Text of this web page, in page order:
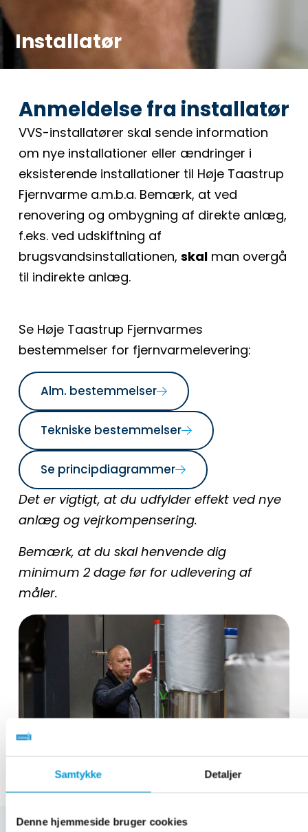
Samtykke Detaljer
Denne hjemmeside bruger cookies
Installatør
Anmeldelse fra installatør
VVS-installatører skal sende information
om nye installationer eller ændringer i
eksisterende installationer til Høje Taastrup
Fjernvarme a.m.b.a. Bemærk, at ved
renovering og ombygning af direkte anlæg,
f.eks. ved udskiftning af
brugsvandsinstallationen, skalman overgå
til indirekte anlæg.
Se Høje Taastrup Fjernvarmes
bestemmelser for fjernvarmelevering:
Alm. bestemmelser
Tekniske bestemmelser
Se principdiagrammer
Det er vigtigt, at du udfylder effekt ved nye
anlæg og vejrkompensering.
Bemærk, at du skal henvende dig
minimum 2 dage før for udlevering af
måler.